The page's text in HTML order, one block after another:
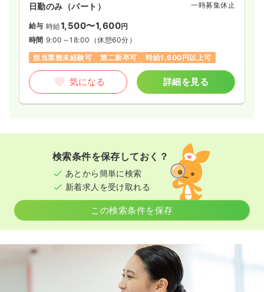
日勤のみ（パート） 一時募集休止
給与 時給1,500〜1,600円
時間 9:00～18:00 （休憩60分）
担当業務未経験可
第二新卒可 時給1,600円以上可
気になる 詳細を見る
検索条件を保存しておく？
あとから簡単に検索
新着求人を受け取れる
この検索条件を保存